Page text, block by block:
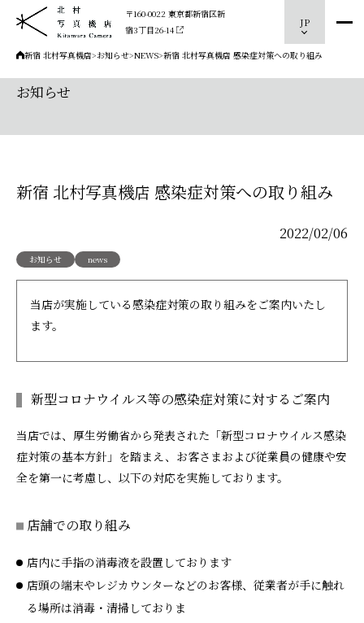
〒160-0022 東京都新宿区新
宿3丁目26-14
JP
新宿 北村写真機店>お知らせ>NEWS>新宿 北村写真機店 感染症対策への取り組み
お知らせ
新宿 北村写真機店 感染症対策への取り組み
2022/02/06
お知らせ news
当店が実施している感染症対策の取り組みをご案内いたし
ます。
新型コロナウイルス等の感染症対策に対するご案内
当店では、厚生労働省から発表された「新型コロナウイルス感染
症対策の基本方針」を踏まえ、お客さまおよび従業員の健康や安
全を第一に考慮し、以下の対応を実施しております。
店舗での取り組み
店内に手指の消毒液を設置しております
店頭の端末やレジカウンターなどのお客様、従業者が手に触れ
る場所は消毒・清掃しておりま